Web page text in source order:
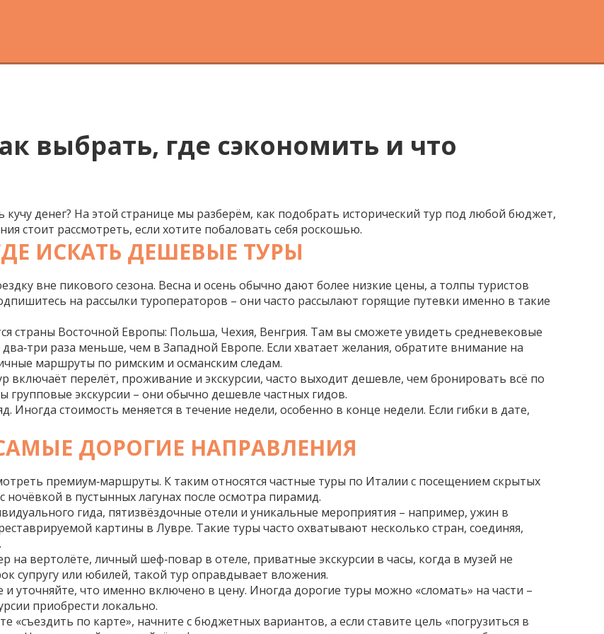
выбрать, где сэкономить и что
денег? На этой странице мы разберём, как подобрать исторический тур под любой бюджет,
стоит рассмотреть, если хотите побаловать себя роскошью.
ИСКАТЬ ДЕШЕВЫЕ ТУРЫ
вне пикового сезона. Весна и осень обычно дают более низкие цены, а толпы туристов
на рассылки туроператоров – они часто рассылают горящие путевки именно в такие
страны Восточной Европы: Польша, Чехия, Венгрия. Там вы сможете увидеть средневековые
раза меньше, чем в Западной Европе. Если хватает желания, обратите внимание на
маршруты по римским и османским следам.
включаёт перелёт, проживание и экскурсии, часто выходит дешевле, чем бронировать всё по
экскурсии – они обычно дешевле частных гидов.
Иногда стоимость меняется в течение недели, особенно в конце недели. Если гибки в дате,
ДОРОГИЕ НАПРАВЛЕНИЯ
премиум‑маршруты. К таким относятся частные туры по Италии с посещением скрытых
ночёвкой в пустынных лагунах после осмотра пирамид.
гида, пятизвёздочные отели и уникальные мероприятия – например, ужин в
картины в Лувре. Такие туры часто охватывают несколько стран, соединяя,
на вертолёте, личный шеф‑повар в отеле, приватные экскурсии в часы, когда в музей не
супругу или юбилей, такой тур оправдывает вложения.
уточняйте, что именно включено в цену. Иногда дорогие туры можно «сломать» на части –
приобрести локально.
«съездить по карте», начните с бюджетных вариантов, а если ставите цель «погрузиться в